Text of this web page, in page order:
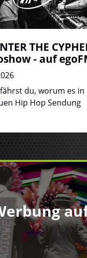
THE
- auf
du, worum es in
Hip Hop Sendung